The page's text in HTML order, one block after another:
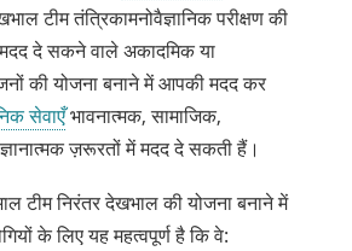
टीम तंत्रिकामनोवैज्ञानिक परीक्षण की
दे सकने वाले अकादमिक या
की योजना बनाने में आपकी मदद कर
सेवाएँभावनात्मक, सामाजिक,
ज़रूरतों में मदद दे सकती हैं।
टीम निरंतर देखभाल की योजना बनाने में
के लिए यह महत्वपूर्ण है कि वे: